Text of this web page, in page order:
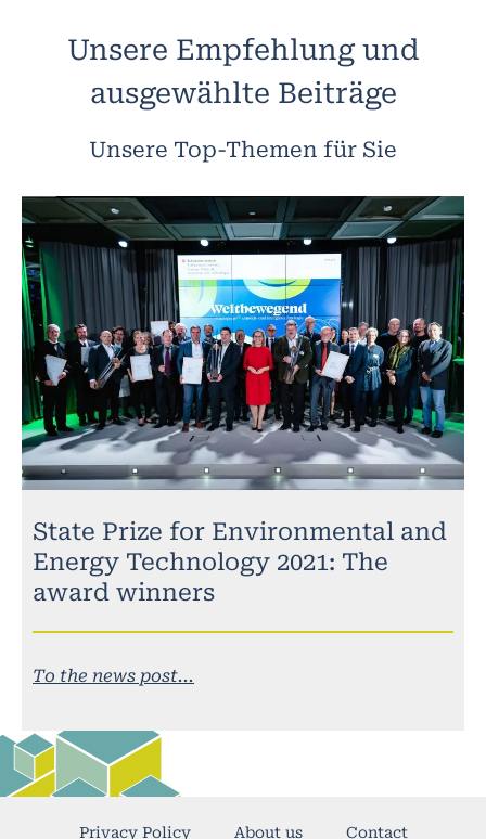
Unsere Empfehlung und
ausgewählte Beiträge
Unsere Top-Themen für Sie
State Prize for Environmental and
Energy Technology 2021: The
award winners
To the news post...
Privacy Policy About us Contact